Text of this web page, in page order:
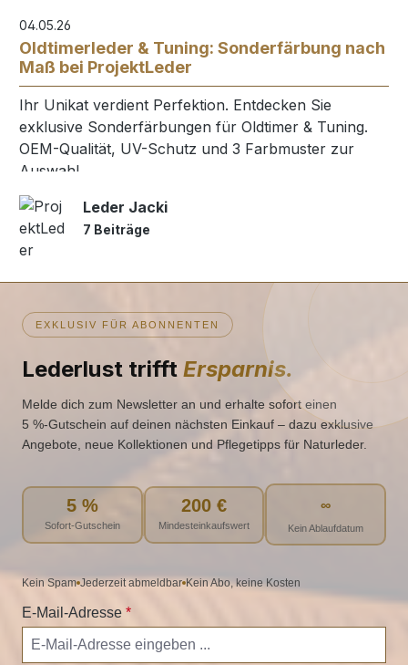
04.05.26
Oldtimerleder & Tuning: Sonderfärbung nach
Maß bei ProjektLeder
Ihr Unikat verdient Perfektion. Entdecken Sie
exklusive Sonderfärbungen für Oldtimer & Tuning.
OEM-Qualität, UV-Schutz und 3 Farbmuster zur
Auswahl.
Leder Jacki
7 Beiträge
EXKLUSIV FÜR ABONNENTEN
Lederlust trifft Ersparnis.
Melde dich zum Newsletter an und erhalte sofort einen
5 %‑Gutschein auf deinen nächsten Einkauf – dazu exklusive
Angebote, neue Kollektionen und Pflegetipps für Naturleder.
5 %
Sofort-Gutschein
200 €
Mindesteinkaufswert
∞
Kein Ablaufdatum
Kein Spam Jederzeit abmeldbar Kein Abo, keine Kosten
E-Mail-Adresse *